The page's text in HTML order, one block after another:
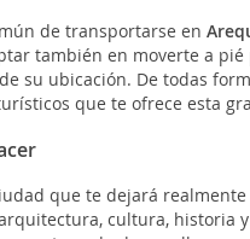
de transportarse en
también en moverte a
su ubicación. De todas
que te ofrece esta
que te dejará
cultura, historia